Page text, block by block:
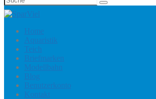
Home
Aquaristik
Teich
Briefmarken
Modellbahn
Blog
Benutzerkonto
Kontakt